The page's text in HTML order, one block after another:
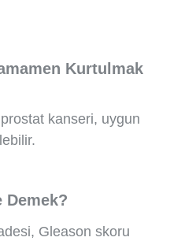
Kurtulmak
kanseri, uygun
Demek?
Gleason skoru